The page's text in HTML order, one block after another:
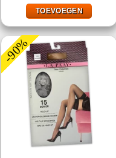
€49,95.
TOEVOEGEN
-90%